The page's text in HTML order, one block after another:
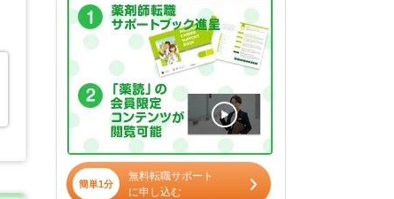
簡単1分
無料転職サポート
に申し込む